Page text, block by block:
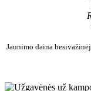
Jaunimo daina